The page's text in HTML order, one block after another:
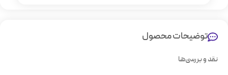
توضیحات محصول
نقد و بررسی‌ها